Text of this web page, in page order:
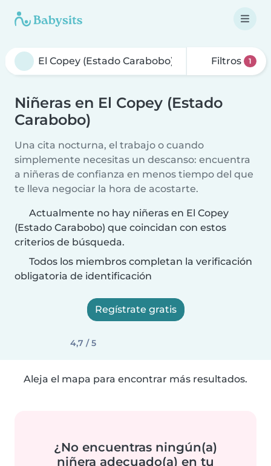
Filtros 1
Niñeras en El Copey (Estado
Carabobo)
Una cita nocturna, el trabajo o cuando
simplemente necesitas un descanso: encuentra
a niñeras de confianza en menos tiempo del que
te lleva negociar la hora de acostarte.
Actualmente no hay niñeras en El Copey
(Estado Carabobo) que coincidan con estos
criterios de búsqueda.
Todos los miembros completan la verificación
obligatoria de identificación
Regístrate gratis
4,7 / 5
Aleja el mapa para encontrar más resultados.
¿No encuentras ningún(a)
niñera adecuado(a) en tu